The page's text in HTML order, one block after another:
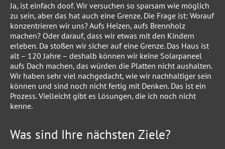
Ja, ist einfach doof. Wir versuchen so sparsam wie möglich
zu sein, aber das hat auch eine Grenze. Die Frage ist: Worauf
konzentrieren wir uns? Aufs Heizen, aufs Brennholz
machen? Oder darauf, dass wir etwas mit den Kindern
erleben. Da stoßen wir sicher auf eine Grenze. Das Haus ist
alt – 120 Jahre – deshalb können wir keine Solarpaneel
aufs Dach machen, das würden die Platten nicht aushalten.
Wir haben sehr viel nachgedacht, wie wir nachhaltiger sein
können und sind noch nicht fertig mit Denken. Das ist ein
Prozess. Vielleicht gibt es Lösungen, die ich noch nicht
kenne.
Was sind Ihre nächsten Ziele?